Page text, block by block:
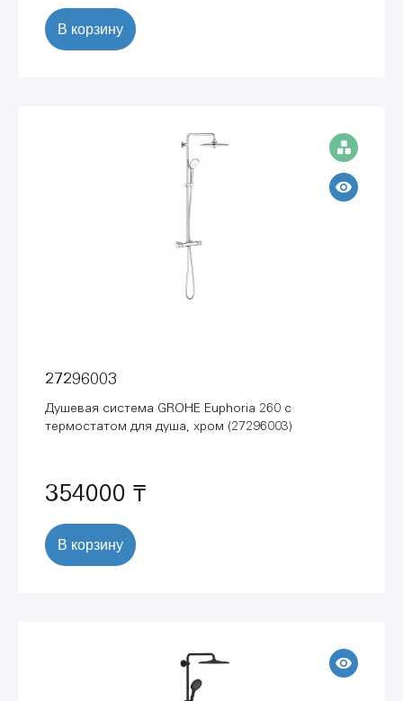
В корзину
27296003
Душевая система GROHE Euphoria 260 с
термостатом для душа, хром (27296003)
354000 ₸
В корзину